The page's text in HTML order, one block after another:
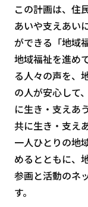
この計画は、住
あいや支えあい
ができる「地域
地域福祉を進め
る人々の声を、
の人が安心して
に生き・支えあ
共に生き・支え
一人ひとりの地
めるとともに、
参画と活動のネ
す。